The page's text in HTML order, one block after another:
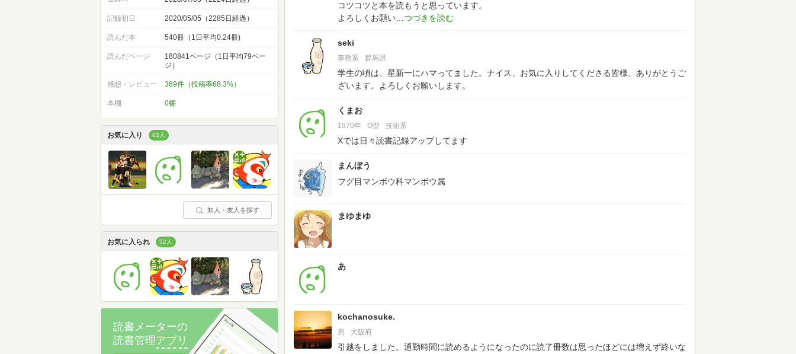
コツコツと本を読もうと思っています。
よろしくお願い
seki
事務系 群馬県
学生の頃は、星新一にハマってました。ナイス、お気に入りしてくださる皆様、ありがとうご
ざいます。よろしくお願いします。
くまお
1970年 O型 技術系
Xでは日々読書記録アップしてます
まんぼう
フグ目マンボウ科マンボウ属
まゆまゆ
あ
kochanosuke.
男 大阪府
引越をしました。通勤時間に読めるようになったのに読了冊数は思ったほどには増えず終いな
記録初日 2020/05/05（2285日経過）
読んだ本 540冊（1日平均0.24冊)
読んだページ
180841ページ（1日平均79ペー
ジ）
感想・レビュー 369件（投稿率68.3%）
本棚 0棚
お気に入り 82人
知人・友人を探す
お気に入られ 52人
読書メーターの
読書管理アプリ